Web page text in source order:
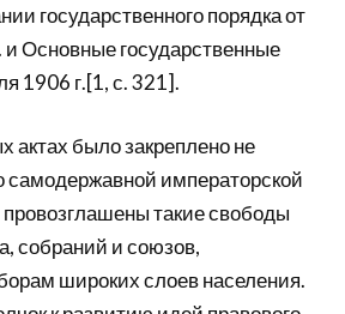
государственного порядка от
и Основные государственные
1906 г.[1, с. 321].
актах было закреплено не
самодержавной императорской
такие свободы
собраний и союзов,
широких слоев населения.